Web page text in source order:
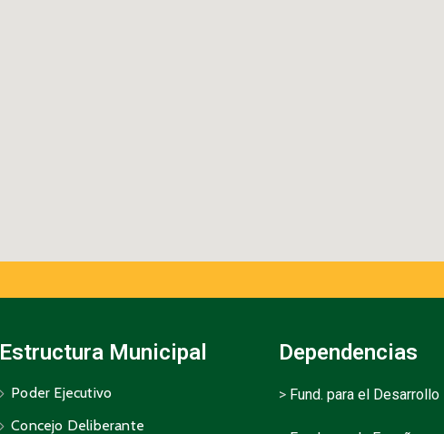
Estructura Municipal
Poder Ejecutivo
Concejo Deliberante
Dependencias
> Fund. para el Desarrollo